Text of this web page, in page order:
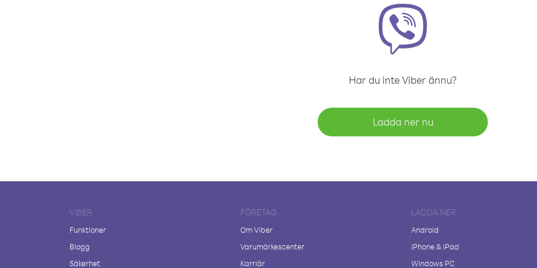
Har du inte Viber ännu?
Ladda ner nu
VIBER
Funktioner
Blogg
Säkerhet
FÖRETAG
Om Viber
Varumärkescenter
Karriär
LADDA NER
Android
iPhone & iPad
Windows PC